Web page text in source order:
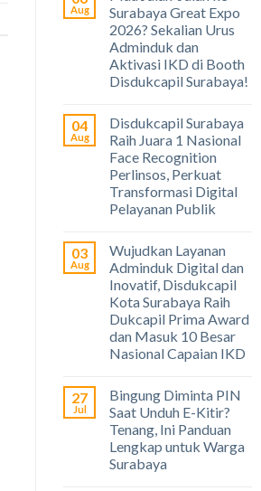
Aug
Surabaya Great Expo
2026? Sekalian Urus
Adminduk dan
Aktivasi IKD di Booth
Disdukcapil Surabaya!
04
Aug
Disdukcapil Surabaya
Raih Juara 1 Nasional
Face Recognition
Perlinsos, Perkuat
Transformasi Digital
Pelayanan Publik
03
Aug
Wujudkan Layanan
Adminduk Digital dan
Inovatif, Disdukcapil
Kota Surabaya Raih
Dukcapil Prima Award
dan Masuk 10 Besar
Nasional Capaian IKD
27
Jul
Bingung Diminta PIN
Saat Unduh E-Kitir?
Tenang, Ini Panduan
Lengkap untuk Warga
Surabaya